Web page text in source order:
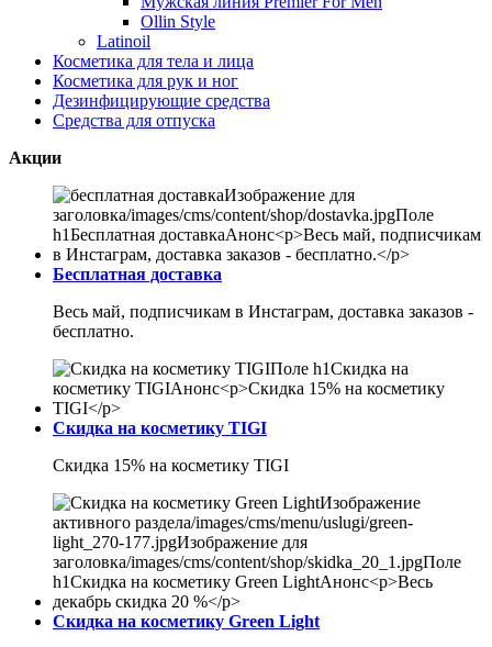
Ollin Style
Latinoil
Косметика для тела и лица
Косметика для рук и ног
Дезинфицирующие средства
Средства для отпуска
Акции
Бесплатная доставка
Весь май, подписчикам в Инстаграм, доставка заказов -
бесплатно.
Скидка на косметику TIGI
Скидка 15% на косметику TIGI
Скидка на косметику Green Light